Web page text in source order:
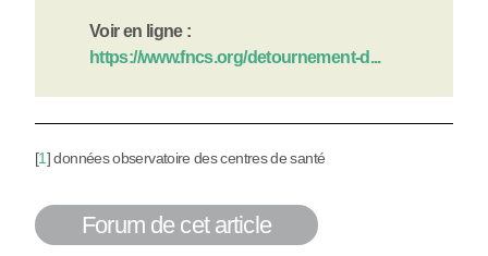
Voir en ligne :
https://www.fncs.org/detournement-d...
[1]données observatoire des centres de santé
Forum de cet article